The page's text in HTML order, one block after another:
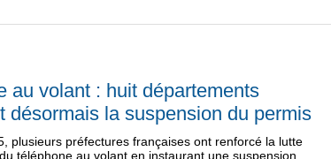
au volant : huit départements
désormais la suspension du permis
plusieurs préfectures françaises ont renforcé la lutte
téléphone au volant en instaurant une suspension